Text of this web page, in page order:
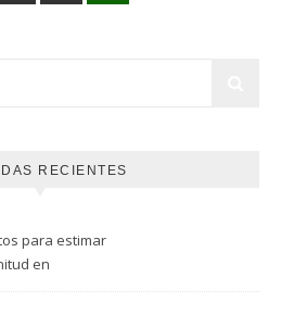
RECIENTES
para estimar
en